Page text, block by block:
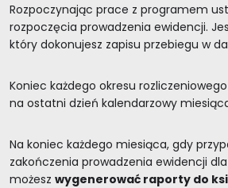
Rozpoczynając prace z programem
rozpoczęcia prowadzenia ewidencji.
który dokonujesz zapisu przebiegu w
Koniec każdego okresu
na ostatni dzień kalendarzowy
Na koniec każdego miesiąca, gdy
zakończenia prowadzenia ewidencji
możesz wygenerować raporty do